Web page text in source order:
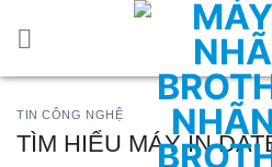
TIN CÔNG NGHỆ
TÌM HIỂU MÁY IN